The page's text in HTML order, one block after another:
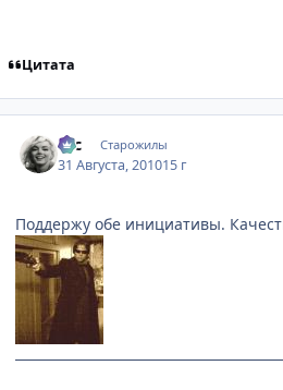
Цитата
asc Старожилы
31 Августа, 201015 г
Поддержу обе инициативы.